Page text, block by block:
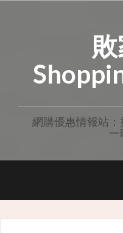
網購優惠情報站
一